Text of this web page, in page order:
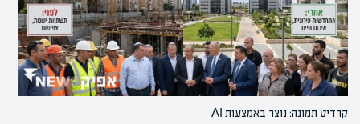
קרדיט תמונה: נוצר באמצעות AI